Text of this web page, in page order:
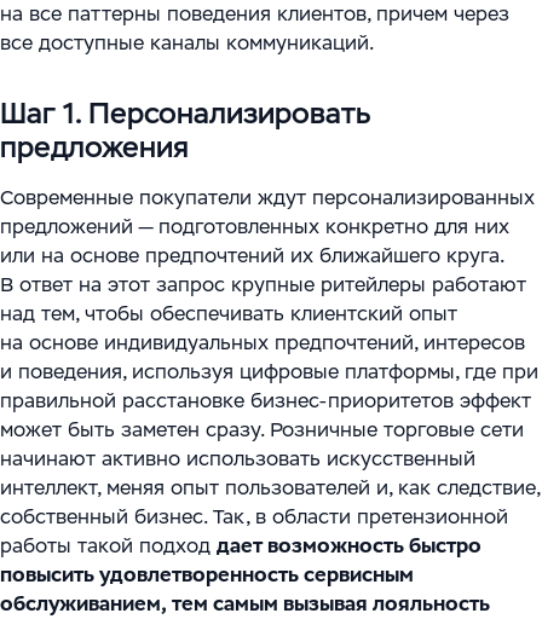
на все паттерны поведения клиентов, причем через
все доступные каналы коммуникаций.
Шаг 1. Персонализировать
предложения
Современные покупатели ждут персонализированных
предложений — подготовленных конкретно для них
или на основе предпочтений их ближайшего круга.
В ответ на этот запрос крупные ритейлеры работают
над тем, чтобы обеспечивать клиентский опыт
на основе индивидуальных предпочтений, интересов
и поведения, используя цифровые платформы, где при
правильной расстановке бизнес-приоритетов эффект
может быть заметен сразу. Розничные торговые сети
начинают активно использовать искусственный
интеллект, меняя опыт пользователей и, как следствие,
собственный бизнес. Так, в области претензионной
работы такой подход дает возможность быстро
повысить удовлетворенность сервисным
обслуживанием, тем самым вызывая лояльность